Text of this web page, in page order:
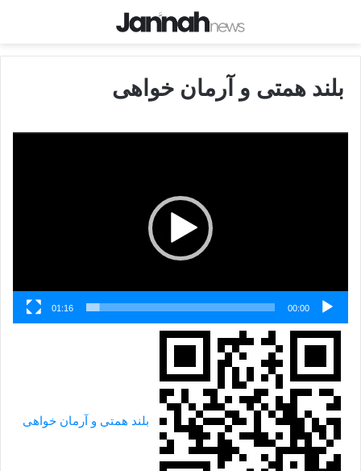
بلند همتی و آرمان خواهی
00:00
01:16
بلند همتی و آرمان خواهی